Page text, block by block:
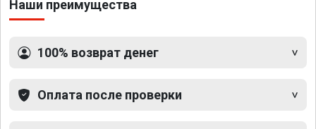
Наши преимущества
100% возврат денег
Оплата после проверки